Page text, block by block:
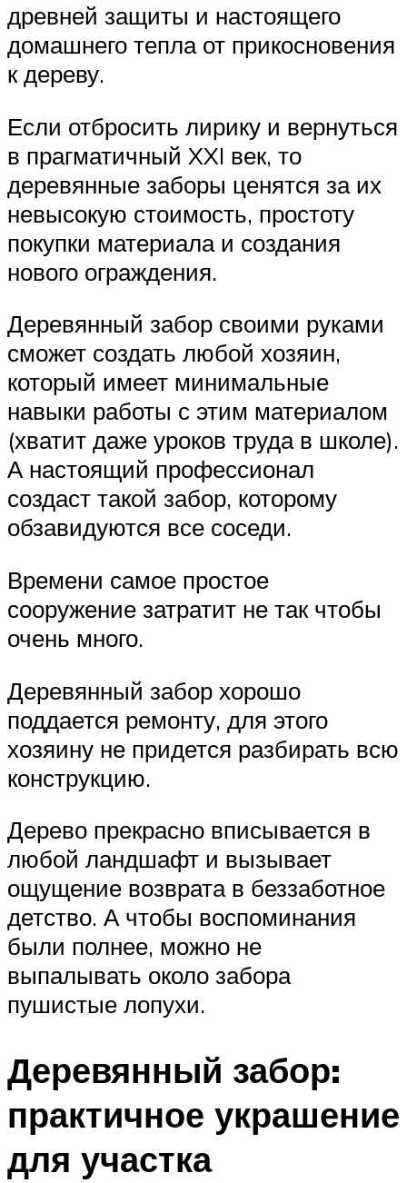
древней защиты и настоящего
домашнего тепла от прикосновения
к дереву.
Если отбросить лирику и вернуться
в прагматичный XXI век, то
деревянные заборы ценятся за их
невысокую стоимость, простоту
покупки материала и создания
нового ограждения.
Деревянный забор своими руками
сможет создать любой хозяин,
который имеет минимальные
навыки работы с этим материалом
(хватит даже уроков труда в школе).
А настоящий профессионал
создаст такой забор, которому
обзавидуются все соседи.
Времени самое простое
сооружение затратит не так чтобы
очень много.
Деревянный забор хорошо
поддается ремонту, для этого
хозяину не придется разбирать всю
конструкцию.
Дерево прекрасно вписывается в
любой ландшафт и вызывает
ощущение возврата в беззаботное
детство. А чтобы воспоминания
были полнее, можно не
выпалывать около забора
пушистые лопухи.
Деревянный забор:
практичное украшение
для участка